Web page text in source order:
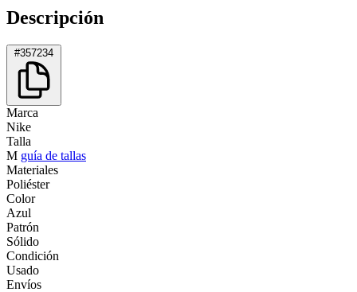
Descripción
#357234
Marca
Nike
Talla
M guía de tallas
Materiales
Poliéster
Color
Azul
Patrón
Sólido
Condición
Usado
Envíos